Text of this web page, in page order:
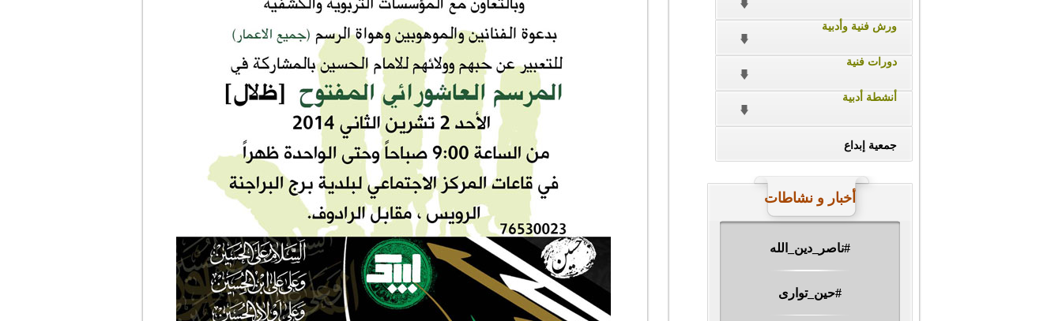
ورش فنية وأدبية
دورات فنية
أنشطة أدبية
جمعية إبداع
أخبار و نشاطات